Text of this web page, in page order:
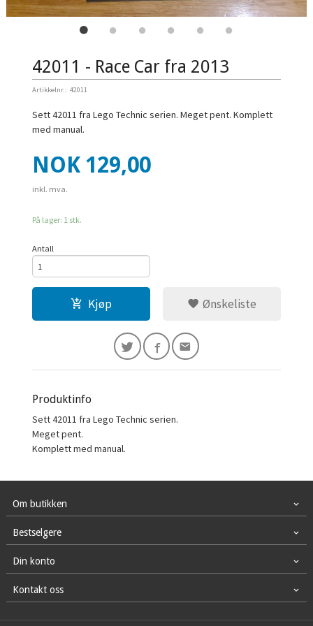
42011 - Race Car fra 2013
Artikkelnr.: 42011
Sett 42011 fra Lego Technic serien. Meget pent. Komplett
med manual.
Pris
NOK 129,00
inkl. mva.
På lager: 1 stk.
Antall
Kjøp Ønskeliste
Produktinfo
Sett 42011 fra Lego Technic serien.
Meget pent.
Komplett med manual.
Om butikken
Bestselgere
Din konto
Kontakt oss